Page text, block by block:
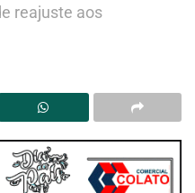
reajuste aos